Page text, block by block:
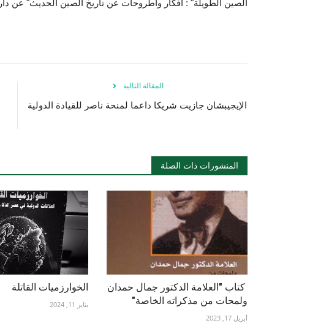
الصين الطويلة" : افكار واطروحات عن تاريخ الصين الحديث" عن دار kotobna في معرض القاهرة للكتاب القادم.
المقالة التالية
الإيجيبشان جازيت شريكا داعما لمنحة ناصر للقيادة الدولية
المنشورات ذات الصلة
كتاب "العلامة الدكتور جمال حمدان
ولمحات من مذكراته الخاصة"
أبريل 17, 2023
الخوارزميات القاتلة
يناير 11, 2024